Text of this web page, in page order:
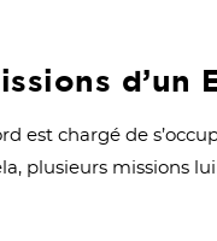
d’un
est chargé de
plusieurs missions